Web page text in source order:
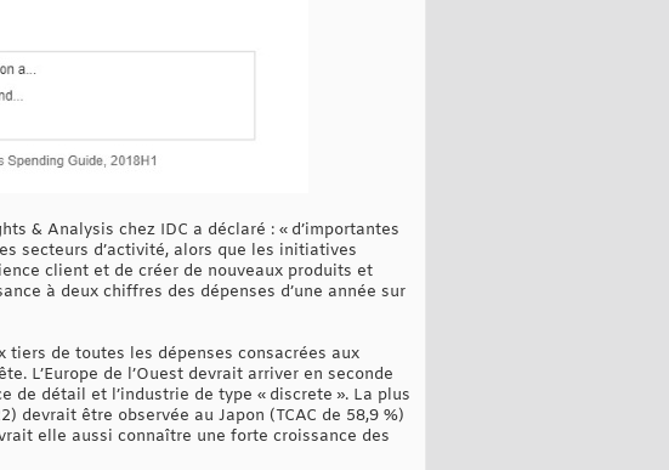
& Analysis chez IDC a déclaré : « d’importantes
secteurs d’activité, alors que les initiatives
client et de créer de nouveaux produits et
à deux chiffres des dépenses d’une année sur
tiers de toutes les dépenses consacrées aux
L’Europe de l’Ouest devrait arriver en seconde
de détail et l’industrie de type « discrete ». La plus
devrait être observée au Japon (TCAC de 58,9 %)
elle aussi connaître une forte croissance des